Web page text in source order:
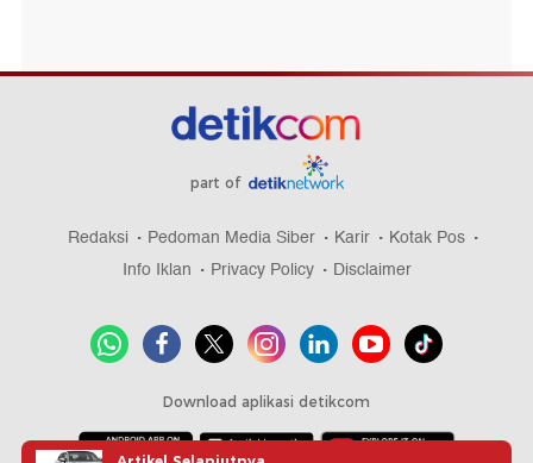
part of
Redaksi Pedoman Media Siber Karir
Kotak Pos
Info Iklan
Privacy Policy Disclaimer
Download aplikasi detikcom